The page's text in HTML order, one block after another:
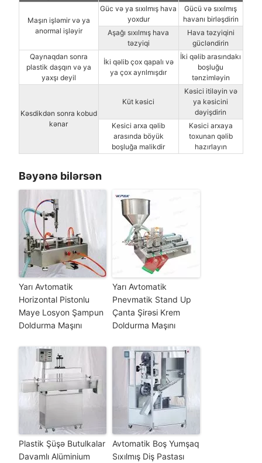
Maşın işləmir və ya
anormal işləyir
Güc və ya sıxılmış hava
yoxdur
Gücü və sıxılmış
havanı birləşdirin
Aşağı sıxılmış hava
təzyiqi
Hava təzyiqini
gücləndirin
Qaynaqdan sonra
plastik daşqın və ya
yaxşı deyil
İki qəlib çox qapalı və
ya çox ayrılmışdır
İki qəlib arasındakı
boşluğu
tənzimləyin
Kəsdikdən sonra kobud
kənar
Küt kəsici
Kəsici itiləyin və
ya kəsicini
dəyişdirin
Kesici arxa qəlib
arasında böyük
boşluğa malikdir
Kəsici arxaya
toxunan qəlib
hazırlayın
Bəyənə bilərsən
Yarı Avtomatik
Horizontal Pistonlu
Maye Losyon Şampun
Doldurma Maşını
Yarı Avtomatik
Pnevmatik Stand Up
Çanta Şirəsi Krem
Doldurma Maşını
Plastik Şüşə Butulkalar
Davamlı Alüminium
Avtomatik Boş Yumşaq
Sıxılmış Diş Pastası